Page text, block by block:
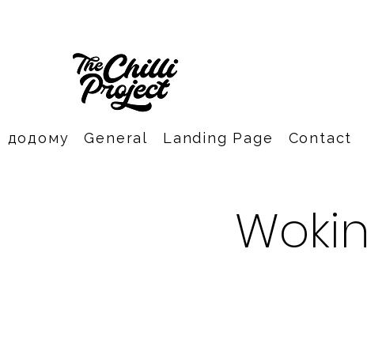
додому General Landing Page Contact